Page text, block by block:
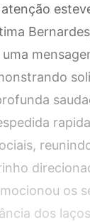
os
dos